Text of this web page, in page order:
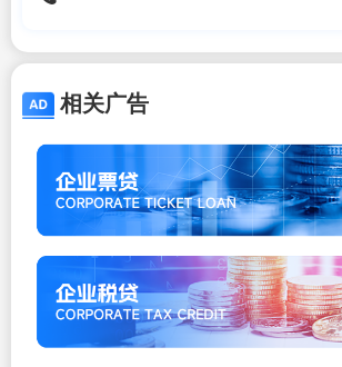
相关广告